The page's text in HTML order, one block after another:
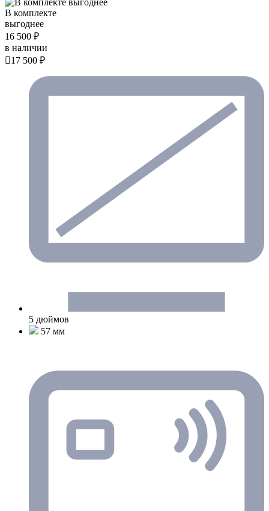
В комплекте
выгоднее
16 500 ₽
в наличии
17 500 ₽
5 дюймов
57 мм